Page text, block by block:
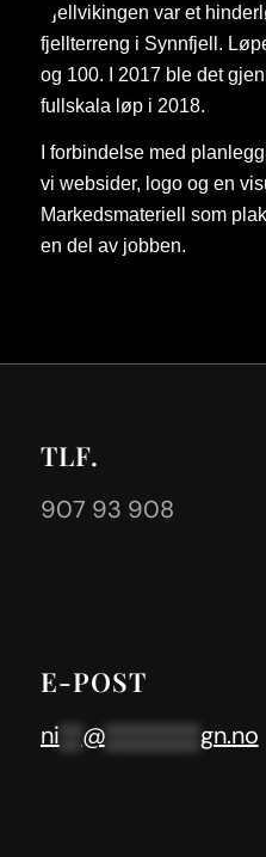
Fjellvikingen var et
fjellterreng i Synnfjell.
og 100. I 2017 ble det
fullskala løp i 2018.
I forbindelse med
vi websider, logo og en
Markedsmateriell som
en del av jobben.
TLF.
907 93 908
E-POST
ni @******** gn.no